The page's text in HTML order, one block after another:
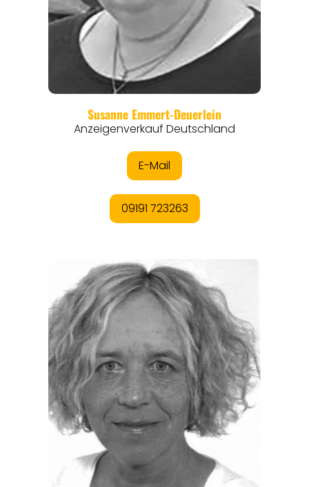
ORTE
EVENTS
REISEFÜHRER
REISEMAGAZINE